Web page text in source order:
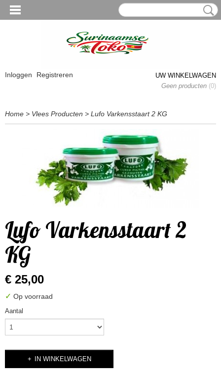
Inloggen Registreren
UW WINKELWAGEN
Geen producten (0)
Home > Vlees Producten > Lufo Varkensstaart 2 KG
Lufo Varkensstaart 2
KG
€ 25,00
✓ Op voorraad
Aantal
IN WINKELWAGEN